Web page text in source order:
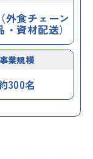
外食チェーン
・資材配送）
事業規模
300名